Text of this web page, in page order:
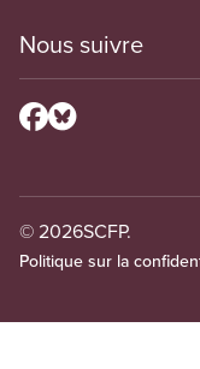
Nous suivre
© 2026SCFP.
Politique sur la